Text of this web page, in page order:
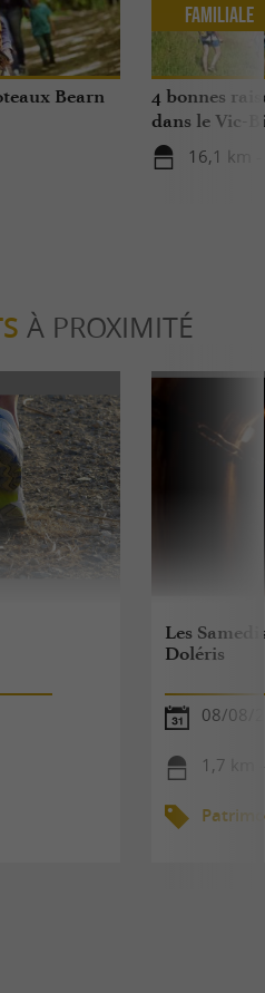
Bearn
4 bonnes
dans le Vic-
16,1 km
Familiale
À PROXIMITÉ
Les
Doléris
08/08/
1,7 km